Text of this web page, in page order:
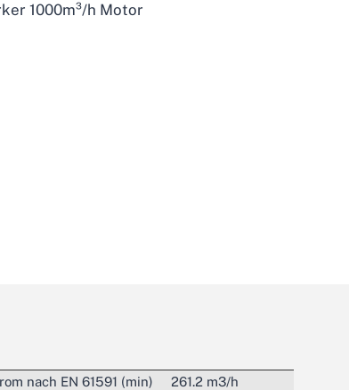
1000m³/h Motor
nach EN 61591 (min) 261.2 m3/h